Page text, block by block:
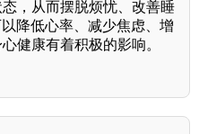
，从而摆脱烦忧、改善睡
降低心率、减少焦虑、增
健康有着积极的影响。